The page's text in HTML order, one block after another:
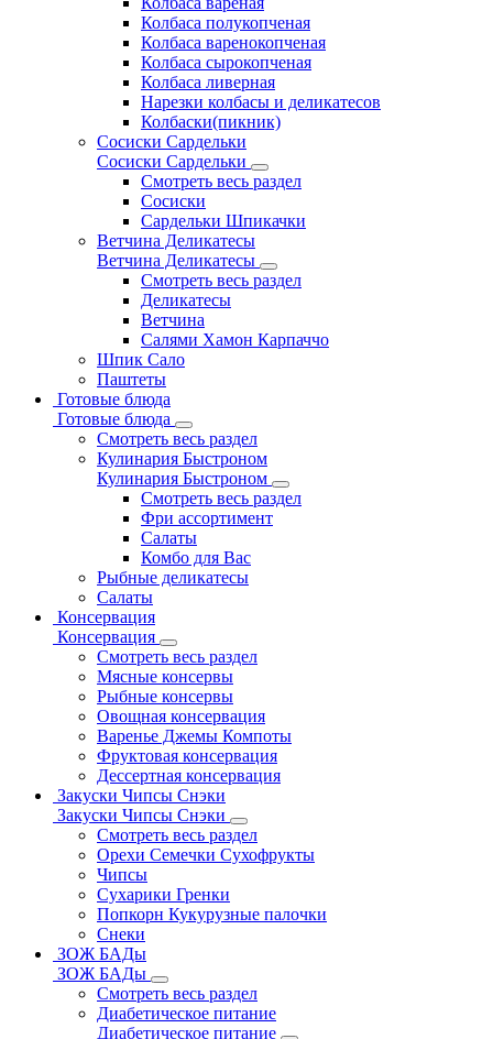
Колбаса полукопченая
Колбаса варенокопченая
Колбаса сырокопченая
Колбаса ливерная
Нарезки колбасы и деликатесов
Колбаски(пикник)
Сосиски Сардельки
Сосиски Сардельки
Смотреть весь раздел
Сосиски
Сардельки Шпикачки
Ветчина Деликатесы
Ветчина Деликатесы
Смотреть весь раздел
Деликатесы
Ветчина
Салями Хамон Карпаччо
Шпик Сало
Паштеты
Готовые блюда
Готовые блюда
Смотреть весь раздел
Кулинария Быстроном
Кулинария Быстроном
Смотреть весь раздел
Фри ассортимент
Салаты
Комбо для Вас
Рыбные деликатесы
Салаты
Консервация
Консервация
Смотреть весь раздел
Мясные консервы
Рыбные консервы
Овощная консервация
Варенье Джемы Компоты
Фруктовая консервация
Дессертная консервация
Закуски Чипсы Снэки
Закуски Чипсы Снэки
Смотреть весь раздел
Орехи Семечки Сухофрукты
Чипсы
Сухарики Гренки
Попкорн Кукурузные палочки
Снеки
ЗОЖ БАДы
ЗОЖ БАДы
Смотреть весь раздел
Диабетическое питание
Диабетическое питание